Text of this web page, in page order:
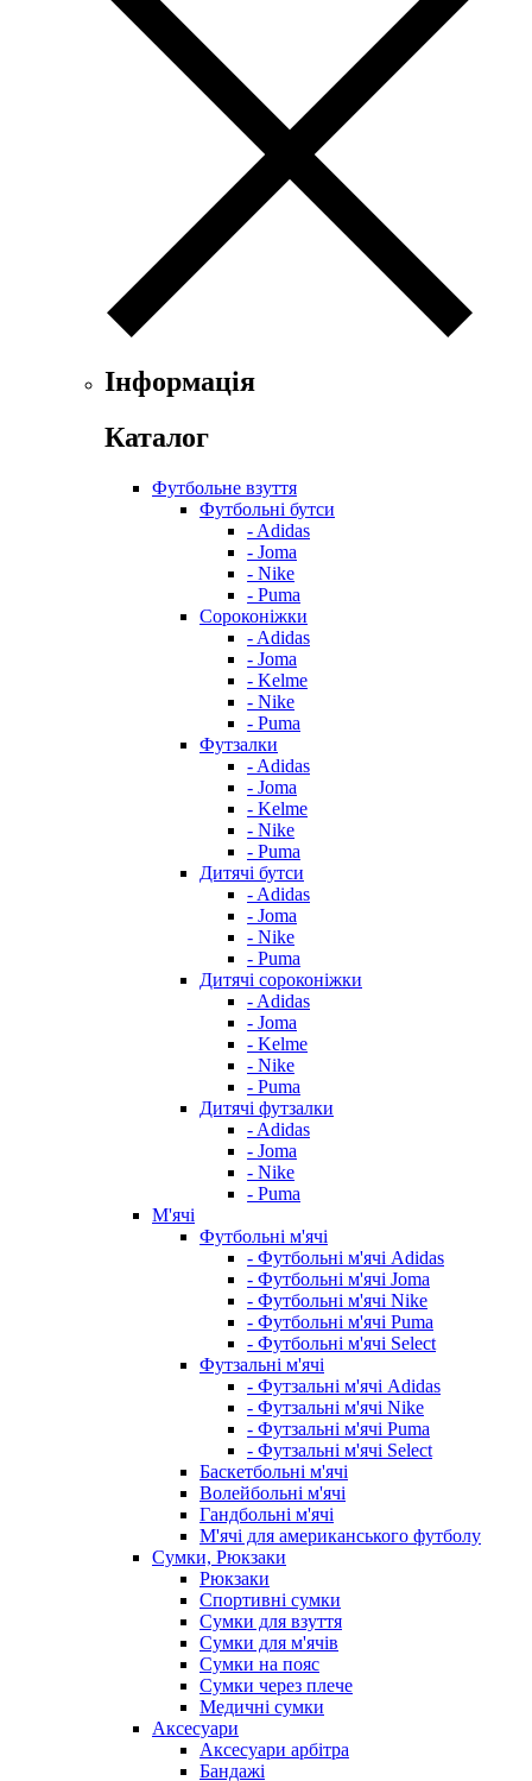
Інформація
Каталог
Футбольне взуття
Футбольні бутси
- Adidas
- Joma
- Nike
- Puma
Сороконіжки
- Adidas
- Joma
- Kelme
- Nike
- Puma
Футзалки
- Adidas
- Joma
- Kelme
- Nike
- Puma
Дитячі бутси
- Adidas
- Joma
- Nike
- Puma
Дитячі сороконіжки
- Adidas
- Joma
- Kelme
- Nike
- Puma
Дитячі футзалки
- Adidas
- Joma
- Nike
- Puma
М'ячі
Футбольні м'ячі
- Футбольні м'ячі Adidas
- Футбольні м'ячі Joma
- Футбольні м'ячі Nike
- Футбольні м'ячі Puma
- Футбольні м'ячі Select
Футзальні м'ячі
- Футзальні м'ячі Adidas
- Футзальні м'ячі Nike
- Футзальні м'ячі Puma
- Футзальні м'ячі Select
Баскетбольні м'ячі
Волейбольні м'ячі
Гандбольні м'ячі
М'ячі для американського футболу
Сумки, Рюкзаки
Рюкзаки
Спортивні сумки
Сумки для взуття
Сумки для м'ячів
Сумки на пояс
Сумки через плече
Медичні сумки
Аксесуари
Аксесуари арбітра
Бандажі